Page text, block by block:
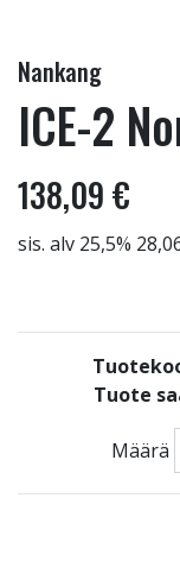
Nankang
ICE-2
138,09 €
sis. alv 25,5%
Tuote
Määrä